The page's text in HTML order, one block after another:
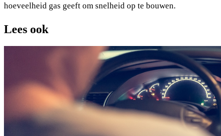
hoeveelheid gas geeft om snelheid op te bouwen.
Lees ook